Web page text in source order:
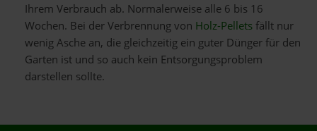
Ihrem Verbrauch ab. Normalerweise alle 6 bis 16
Wochen. Bei der Verbrennung von Holz-Pelletsfällt nur
wenig Asche an, die gleichzeitig ein guter Dünger für den
Garten ist und so auch kein Entsorgungsproblem
darstellen sollte.